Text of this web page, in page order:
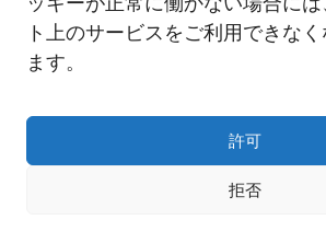
ト上のサービスをご利用できな
ます。
許可
拒否